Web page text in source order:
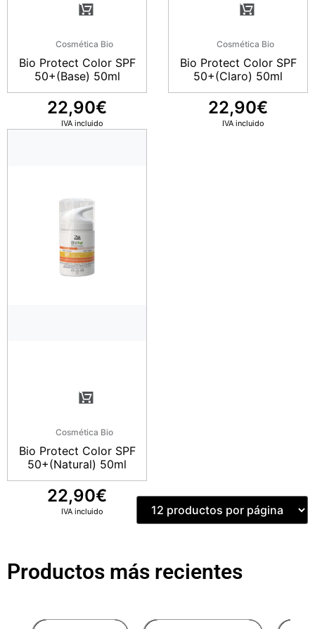
Cosmética Bio
Bio Protect Color SPF
50+(Base) 50ml
22,90€
IVA incluido
Cosmética Bio
Bio Protect Color SPF
50+(Claro) 50ml
22,90€
IVA incluido
Cosmética Bio
Bio Protect Color SPF
50+(Natural) 50ml
22,90€
IVA incluido
Productos más recientes